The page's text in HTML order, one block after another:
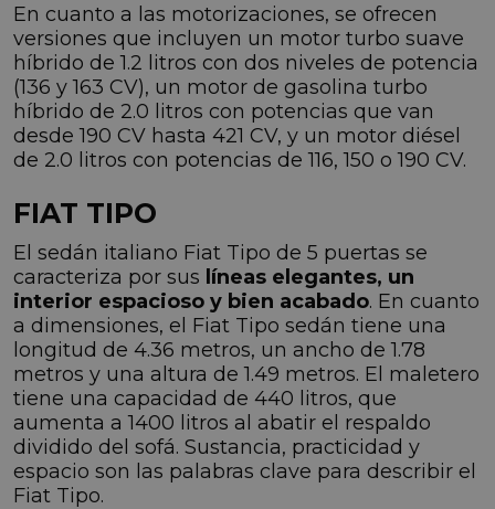
En cuanto a las motorizaciones, se ofrecen
versiones que incluyen un motor turbo suave
híbrido de 1.2 litros con dos niveles de potencia
(136 y 163 CV), un motor de gasolina turbo
híbrido de 2.0 litros con potencias que van
desde 190 CV hasta 421 CV, y un motor diésel
de 2.0 litros con potencias de 116, 150 o 190 CV.
FIAT TIPO
El sedán italiano Fiat Tipo de 5 puertas se
caracteriza por sus líneas elegantes, un
interior espacioso y bien acabado. En cuanto
a dimensiones, el Fiat Tipo sedán tiene una
longitud de 4.36 metros, un ancho de 1.78
metros y una altura de 1.49 metros. El maletero
tiene una capacidad de 440 litros, que
aumenta a 1400 litros al abatir el respaldo
dividido del sofá. Sustancia, practicidad y
espacio son las palabras clave para describir el
Fiat Tipo.